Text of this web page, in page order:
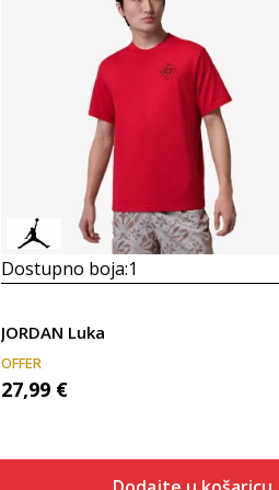
Dostupno boja:1
JORDAN Luka
OFFER
27,99 €